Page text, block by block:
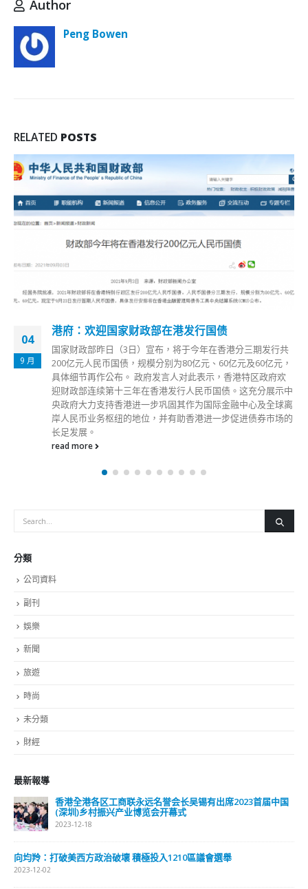
Author
Peng Bowen
RELATED POSTS
04
9 月
港府：欢迎国家财政部在港发行国债
国家财政部昨日（3日）宣布，将于今年在香港分三期发行共
200亿元人民币国债，规模分别为80亿元、60亿元及60亿元，
具体细节再作公布。 政府发言人对此表示，香港特区政府欢
迎财政部连续第十三年在香港发行人民币国债。这充分展示中
央政府大力支持香港进一步巩固其作为国际金融中心及全球离
岸人民币业务枢纽的地位，并有助香港进一步促进债券市场的
长足发展。
read more
分類
公司資料
副刊
娛樂
新聞
旅遊
時尚
未分類
財經
最新報導
香港全港各区工商联永远名誉会长吴锡有出席2023首届中国
(深圳)乡村振兴产业博览会开幕式
2023-12-18
向均羚：打破美西方政治破壞 積極投入1210區議會選舉
2023-12-02